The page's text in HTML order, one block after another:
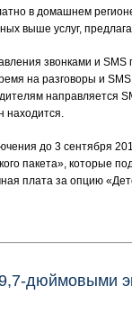
в домашнем
выше услуг,
звонками и
на разговоры и
направляется
находится.
до 3 сентября
пакета», которые
плата за опцию
дюймовыми